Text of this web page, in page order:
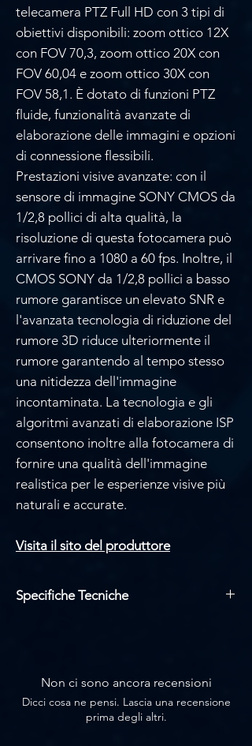
telecamera PTZ Full HD con 3 tipi di
obiettivi disponibili: zoom ottico 12X
con FOV 70,3, zoom ottico 20X con
FOV 60,04 e zoom ottico 30X con
FOV 58,1. È dotato di funzioni PTZ
fluide, funzionalità avanzate di
elaborazione delle immagini e opzioni
di connessione flessibili.
Prestazioni visive avanzate: con il
sensore di immagine SONY CMOS da
1/2,8 pollici di alta qualità, la
risoluzione di questa fotocamera può
arrivare fino a 1080 a 60 fps. Inoltre, il
CMOS SONY da 1/2,8 pollici a basso
rumore garantisce un elevato SNR e
l'avanzata tecnologia di riduzione del
rumore 3D riduce ulteriormente il
rumore garantendo al tempo stesso
una nitidezza dell'immagine
incontaminata. La tecnologia e gli
algoritmi avanzati di elaborazione ISP
consentono inoltre alla fotocamera di
fornire una qualità dell'immagine
realistica per le esperienze visive più
naturali e accurate.
Visita il sito del produttore
Specifiche Tecniche
Luci di conteggio LED rosse/verdi
integrate
Registra e archivia fino a 1 TB su
Non ci sono ancora recensioni
Dicci cosa ne pensi. Lascia una recensione
prima degli altri.